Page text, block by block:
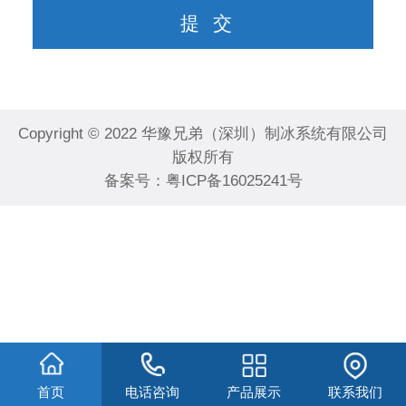
Copyright © 2022 华豫兄弟（深圳）制冰系统有限公司
版权所有
备案号： 粤ICP备16025241号
首页 电话咨询 产品展示 联系我们